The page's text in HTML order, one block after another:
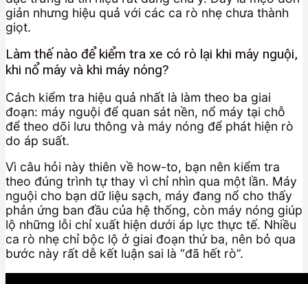
giản nhưng hiệu quả với các ca rò nhẹ chưa thành
giọt.
Làm thế nào để kiểm tra xe có rò lại khi máy nguội,
khi nổ máy và khi máy nóng?
Cách kiểm tra hiệu quả nhất là làm theo ba giai
đoạn: máy nguội để quan sát nền, nổ máy tại chỗ
để theo dõi lưu thông và máy nóng để phát hiện rò
do áp suất.
Vì câu hỏi này thiên về how-to, bạn nên kiểm tra
theo đúng trình tự thay vì chỉ nhìn qua một lần. Máy
nguội cho bạn dữ liệu sạch, máy đang nổ cho thấy
phản ứng ban đầu của hệ thống, còn máy nóng giúp
lộ những lỗi chỉ xuất hiện dưới áp lực thực tế. Nhiều
ca rò nhẹ chỉ bộc lộ ở giai đoạn thứ ba, nên bỏ qua
bước này rất dễ kết luận sai là “đã hết rò”.